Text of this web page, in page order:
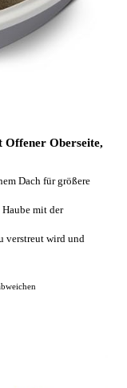
Offener Oberseite,
Dach für größere
mit der
verstreut wird und